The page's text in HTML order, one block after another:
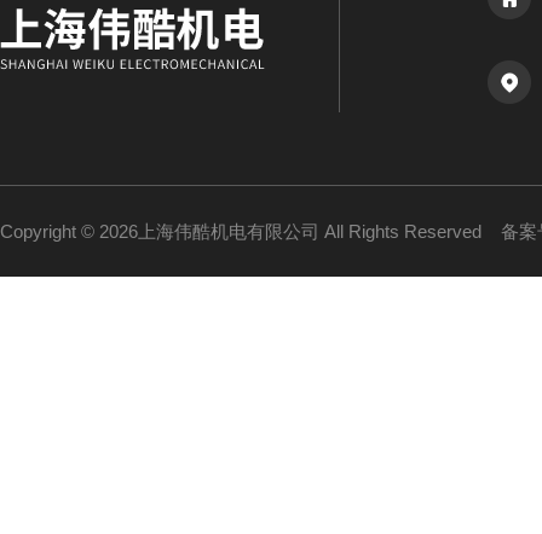
Copyright © 2026上海伟酷机电有限公司 All Rights Reserved 备案